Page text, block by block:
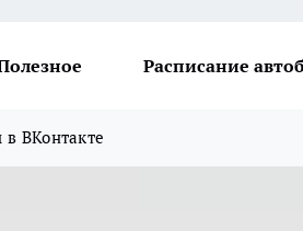
Расписание
ВКонтакте